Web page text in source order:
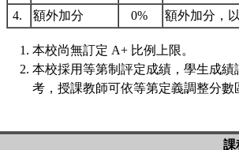
4.
額外加分 0% 額外加分，
本校尚無訂定 A+ 比例上限。
本校採用等第制評定成績，學生成
考，授課教師可依等第定義調整分
課